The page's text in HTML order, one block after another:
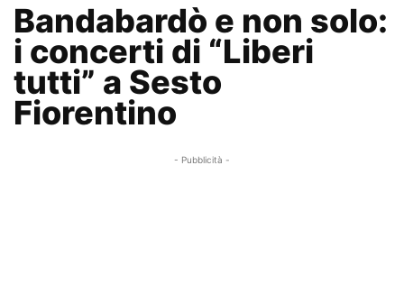
Bandabardò e non solo:
i concerti di “Liberi
tutti” a Sesto
Fiorentino
- Pubblicità -